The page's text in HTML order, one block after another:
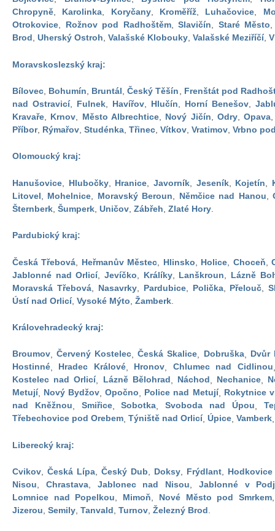
Chropyně, Karolinka, Koryčany, Kroměříž, Luhačovice,
Otrokovice, Rožnov pod Radhoštěm,Slavičín, Staré Město
Brod, Uherský Ostroh, Valašské Klobouky, Valašské Meziříčí,
Moravskoslezský kraj:
Bílovec Bohumín Bruntál ,Český Těšín
Frenštát pod
nad Ostravicí, Fulnek Havířov Hlučín Horní Benešov
Kravaře
Krnov Město Albrechtice, Nový Jičín Odry,Opava
Příbor, Rýmařov Studénka Třinec Vítkov Vratimov Vrbno
Olomoucký kraj:
Hanušovice Hlubočky, Hranice ,Javorník Jeseník, Kojetín
Litovel
Mohelnice Moravský Beroun Němčice nad Hanou ,
Šternberk Šumperk Uničov Zábřeh Zlaté Hory
Pardubický kraj:
Česká Třebová Heřmanův Městec Hlinsko Holice Choceň ,
Jablonné nad Orlicí,Jevíčko Králíky, Lanškroun
Lázně
Moravská Třebová, Nasavrky, Pardubice, Polička, Přelouč ,
Ústí nad Orlicí, Vysoké Mýto Žamberk
Královehradecký kraj:
Broumov ,Červený Kostelec ,Česká Skalice Dobruška, Dvůr
Hostinné
Hradec Králové, Hronov Chlumec nad Cidlinou
Kostelec nad Orlicí, Lázně Bělohrad Náchod Nechanice
Metují, Nový Bydžov ,Opočno Police nad Metují, Rokytnice
nad Kněžnou
Smiřice,Sobotka ,Svoboda nad Úpou
Třebechovice pod Orebem Týniště nad Orlicí, Úpice Vamberk
Liberecký kraj:
Cvikov, Česká Lípa, Český Dub, Doksy, Frýdlant,
Nisou, Chrastava, Jablonec nad Nisou, Jablonné v
Lomnice nad Popelkou, Mimoň, Nové Město pod Smrkem
Jizerou, Semily, Tanvald, Turnov, Železný Brod.